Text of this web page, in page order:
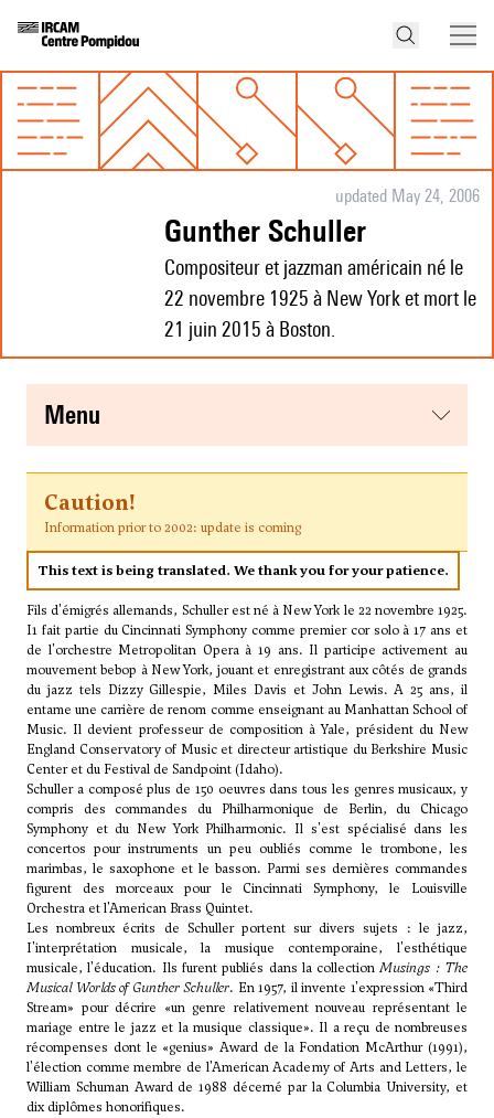
updated May 24, 2006
Gunther Schuller
Compositeur et jazzman américain né le
22 novembre 1925 à New York et mort le
21 juin 2015 à Boston.
menu
Caution!
Information prior to 2002: update is coming
This text is being translated. We thank you for your patience.
Fils d'émigrés allemands, Schuller est né à New York le 22 novembre 1925.
I1 fait partie du Cincinnati Symphony comme premier cor solo à 17 ans et
de l'orchestre Metropolitan Opera à 19 ans. Il participe activement au
mouvement bebop à New York, jouant et enregistrant aux côtés de grands
du jazz tels Dizzy Gillespie, Miles Davis et John Lewis. A 25 ans, il
entame une carrière de renom comme enseignant au Manhattan School of
Music. Il devient professeur de composition à Yale, président du New
England Conservatory of Music et directeur artistique du Berkshire Music
Center et du Festival de Sandpoint (Idaho).
Schuller a composé plus de 150 oeuvres dans tous les genres musicaux, y
compris des commandes du Philharmonique de Berlin, du Chicago
Symphony et du New York Philharmonic. Il s'est spécialisé dans les
concertos pour instruments un peu oubliés comme le trombone, les
marimbas, le saxophone et le basson. Parmi ses dernières commandes
figurent des morceaux pour le Cincinnati Symphony, le Louisville
Orchestra et l'American Brass Quintet.
Les nombreux écrits de Schuller portent sur divers sujets : le jazz,
I'interprétation musicale, la musique contemporaine, l'esthétique
musicale, l'éducation. Ils furent publiés dans la collectionMusings : The
Musical Worlds of Gunther Schuller. En 1957, il invente 1'expression «Third
Stream» pour décrire «un genre relativement nouveau représentant le
mariage entre le jazz et la musique classique». Il a reçu de nombreuses
récompenses dont le «genius» Award de la Fondation McArthur (1991),
l'élection comme membre de l'American Academy of Arts and Letters, le
William Schuman Award de 1988 décerné par la Columbia University, et
dix diplômes honorifiques.